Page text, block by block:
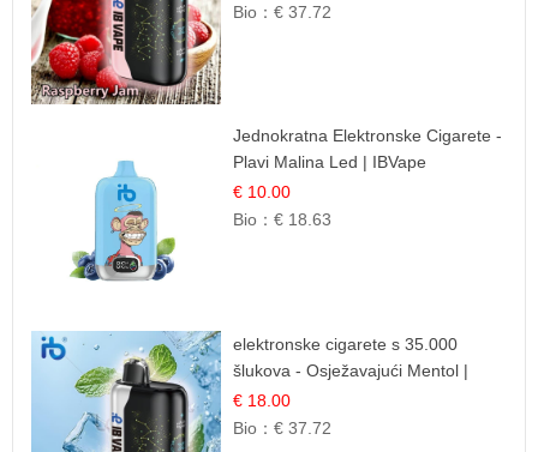
Bio：€ 37.72
Jednokratna Elektronske Cigarete -
Plavi Malina Led | IBVape
€ 10.00
Bio：€ 18.63
elektronske cigarete s 35.000
šlukova - Osježavajući Mentol |
Čista i Svježa Okus
€ 18.00
Bio：€ 37.72